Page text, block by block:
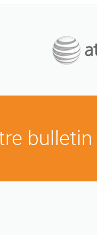
bulletin